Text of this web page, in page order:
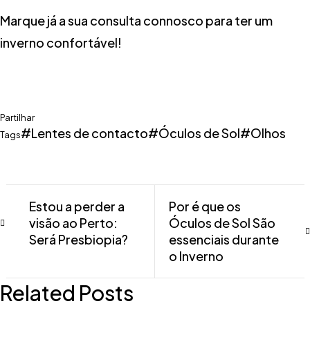
Marque já a sua consulta connosco para ter um
inverno confortável!
Partilhar
Tags
Lentes de contacto Óculos de Sol Olhos
Estou a perder a
visão ao Perto:
Será Presbiopia?
Por é que os
Óculos de Sol São
essenciais durante
o Inverno
Related Posts